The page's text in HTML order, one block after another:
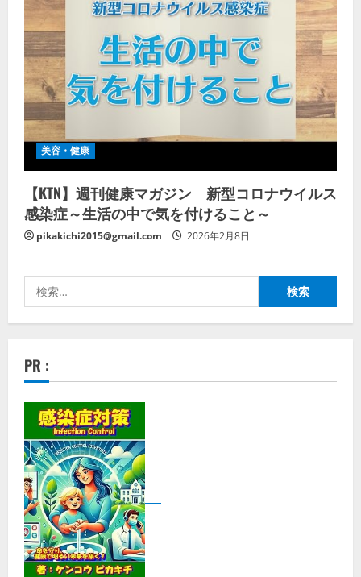
美容・健康
【KTN】週刊健康マガジン 新型コロナウイルス
感染症～生活の中で気を付けること～
pikakichi2015@gmail.com 2026年2月8日
索:
PR :